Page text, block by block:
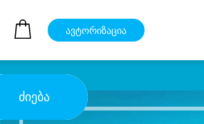
ავტორიზაცია
ძიება